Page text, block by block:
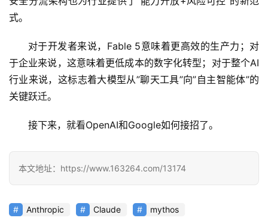
式。
对于开发者来说，Fable 5意味着更高效的生产力；对
于企业来说，这意味着更低成本的数字化转型；对于整个AI
行业来说，这标志着大模型从”聊天工具”向”自主智能体”的
关键跃迁。
接下来，就看OpenAI和Google如何接招了。
本文地址：https://www.163264.com/13174
Anthropic Claude mythos